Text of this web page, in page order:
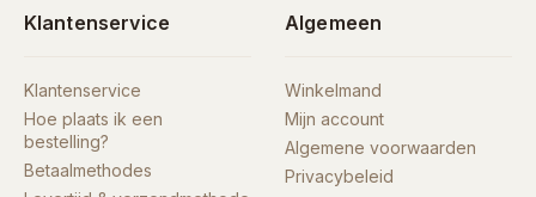
Klantenservice
Klantenservice
Hoe plaats ik een
bestelling?
Betaalmethodes
Algemeen
Winkelmand
Mijn account
Algemene voorwaarden
Privacybeleid